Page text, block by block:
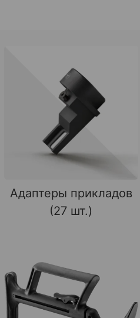
Адаптеры прикладов
(27 шт.)